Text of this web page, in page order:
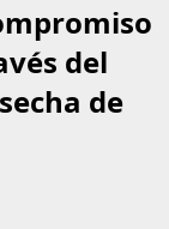
del
de